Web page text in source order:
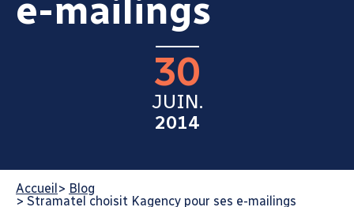
e-mailings
30
JUIN.
2014
Accueil> Blog
> Stramatel choisit Kagency pour ses e-mailings